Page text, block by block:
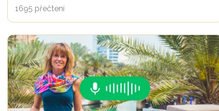
1695 přečtení